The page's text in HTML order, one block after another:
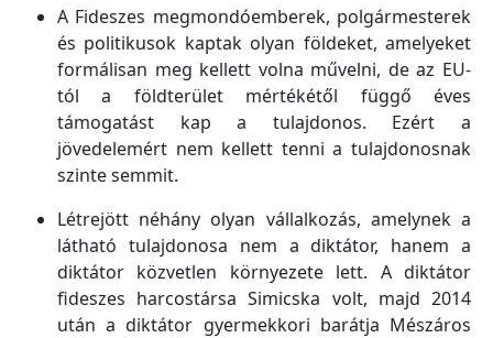
A Fideszes megmondóemberek, polgármesterek
és politikusok kaptak olyan földeket, amelyeket
formálisan meg kellett volna művelni, de az EU-
tól a földterület mértékétől függő éves
támogatást kap a tulajdonos. Ezért a
jövedelemért nem kellett tenni a tulajdonosnak
szinte semmit.
Létrejött néhány olyan vállalkozás, amelynek a
látható tulajdonosa nem a diktátor, hanem a
diktátor közvetlen környezete lett. A diktátor
fideszes harcostársa Simicska volt, majd 2014
után a diktátor gyermekkori barátja Mészáros